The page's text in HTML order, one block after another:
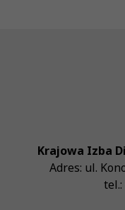
Krajowa Izba
Adres: ul.
tel.: